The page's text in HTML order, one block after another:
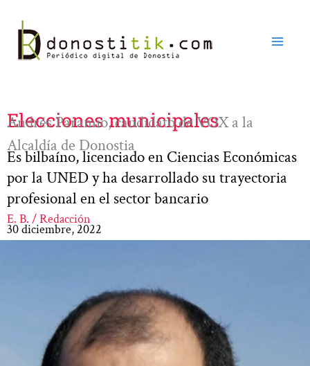
contenido
Elecciones municipales
Andrés Paramio, candidato de VOX a la
Alcaldía de Donostia
Es bilbaíno, licenciado en Ciencias Económicas
por la UNED y ha desarrollado su trayectoria
profesional en el sector bancario
E. B. / Redacción
30 diciembre, 2022